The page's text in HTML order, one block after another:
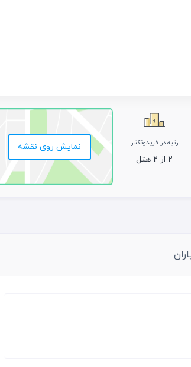
رتبه در فریدونکنار
2 از 2 هتل
نمایش روی نقشه